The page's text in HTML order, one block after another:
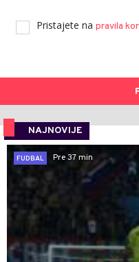
Pristajete na pravila
NAJNOVIJE
FUDBAL
Pre 37 min